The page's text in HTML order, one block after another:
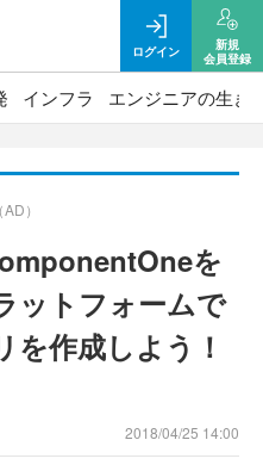
ログイン
新規
会員登録
インフラ エンジニアの生き
（AD）
を
ットフォームで
を作成しよう！
2018/04/25 14:00